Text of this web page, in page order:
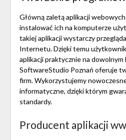
Główną zaletą aplikacji
instalować ich na komputerze
takiej aplikacji wystarczy
Internetu. Dzięki temu
aplikacji praktycznie na dowolnym
SoftwareStudio Poznań oferuje
firm. Wykorzystujemy
informatyczne, dzięki którym
standardy.
Producent aplikacji